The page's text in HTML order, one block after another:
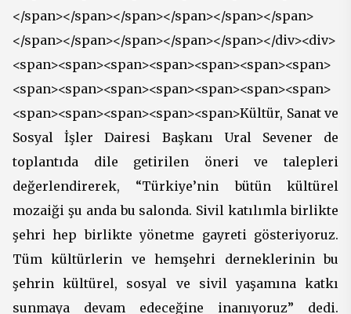
</span></span></span></span></span></span>
</span></span></span></span></span></div><div>
<span><span><span><span><span><span><span>
<span><span><span><span><span><span><span>
<span><span><span><span><span>Kültür, Sanat ve
Sosyal İşler Dairesi Başkanı Ural Sevener de
toplantıda dile getirilen öneri ve talepleri
değerlendirerek, “Türkiye’nin bütün kültürel
mozaiği şu anda bu salonda. Sivil katılımla birlikte
şehri hep birlikte yönetme gayreti gösteriyoruz.
Tüm kültürlerin ve hemşehri derneklerinin bu
şehrin kültürel, sosyal ve sivil yaşamına katkı
sunmaya devam edeceğine inanıyoruz” dedi.